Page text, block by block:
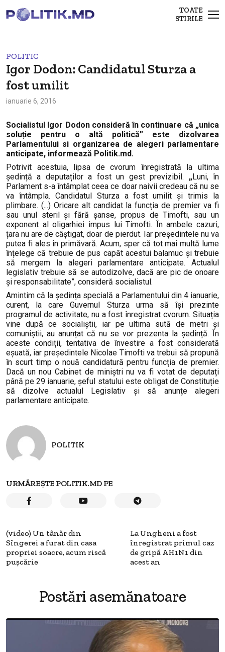
TOATE
STIRILE
POLITIC
Igor Dodon: Candidatul Sturza a
fost umilit
ianuarie 6, 2016
Socialistul Igor Dodon consideră în continuare că „unica
soluție pentru o altă politică” este dizolvarea
Parlamentului si organizarea de alegeri parlamentare
anticipate, informează Politik.md.
Potrivit acestuia, lipsa de cvorum înregistrată la ultima
ședință a deputaților a fost un gest previzibil. „Luni, în
Parlament s-a întâmplat ceea ce doar naivii credeau că nu se
va întâmpla. Candidatul Sturza a fost umilit și trimis la
plimbare. (...) Oricare alt candidat la funcția de premier va fi
sau unul steril și fără șanse, propus de Timofti, sau un
exponent al oligarhiei impus lui Timofti. În ambele cazuri,
țara nu are de câștigat, doar de pierdut. Iar președintele nu va
putea fi ales în primăvară. Acum, sper că tot mai multă lume
înțelege că trebuie de pus capăt acestui balamuc și trebuie
să mergem la alegeri parlamentare anticipate. Actualul
legislativ trebuie să se autodizolve, dacă are pic de onoare
și responsabilitate”, consideră socialistul.
Amintim că la ședința specială a Parlamentului din 4 ianuarie,
curent, la care Guvernul Sturza urma să își prezinte
programul de activitate, nu a fost înregistrat cvorum. Situația
vine după ce socialiștii, iar pe ultima sută de metri și
comuniștii, au anunțat că nu se vor prezenta la ședință. În
aceste condiții, tentativa de învestire a fost considerată
eșuată, iar președintele Nicolae Timofti va trebui să propună
în scurt timp o nouă candidatură pentru funcția de premier.
Dacă un nou Cabinet de miniștri nu va fi votat de deputați
până pe 29 ianuarie, șeful statului este obligat de Constituție
să dizolve actualul Legislativ și să anunțe alegeri
parlamentare anticipate.
POLITIK
URMĂREȘTE POLITIK.MD PE
(video) Un tânăr din
Sîngerei a furat din casa
propriei soacre, acum riscă
pușcărie
La Ungheni a fost
înregistrat primul caz
de gripă AH1N1 din
acest an
Postări asemănatoare